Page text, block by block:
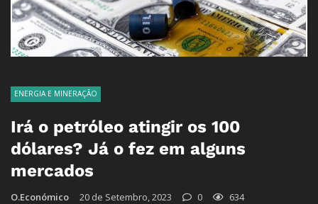
ENERGIA E MINERAÇÃO
Irá o petróleo atingir os 100
dólares? Já o fez em alguns
mercados
O.Económico 20 de Setembro, 2023 0 634